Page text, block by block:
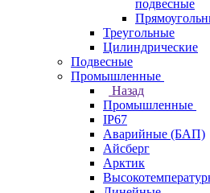
подвесные
Треугольные
Цилиндрические
Подвесные
Промышленные
Назад
Промышленные
IP67
Аварийные (БАП)
Айсберг
Арктик